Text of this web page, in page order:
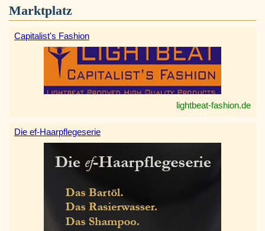
Marktplatz
Capitalist's Fashion
lightbeat-fashion.de
Die ef-Haarpflegeserie